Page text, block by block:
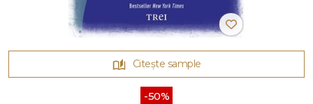
Citește sample
-50%